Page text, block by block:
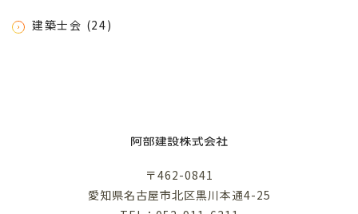
建築士会 (24)
〒462-0841
愛知県名古屋市北区黒川本通4-25